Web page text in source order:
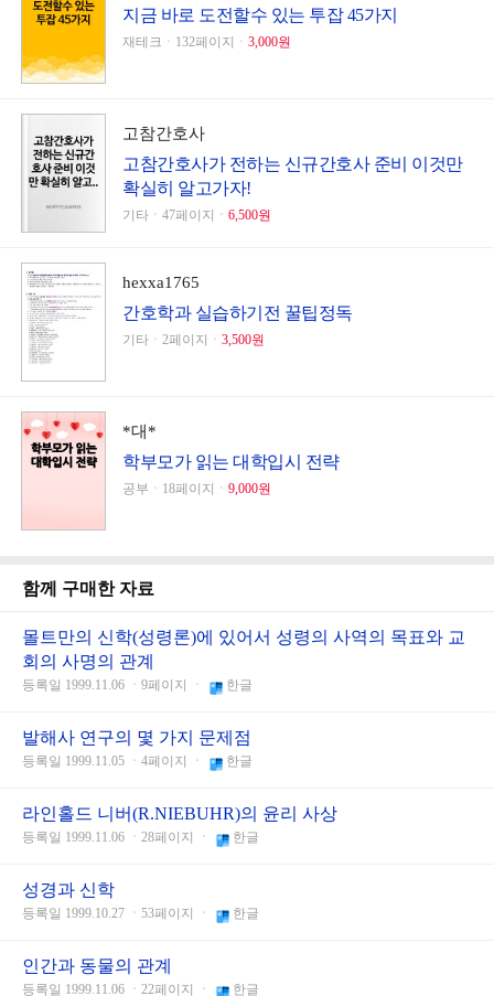
지금 바로 도전할수 있는 투잡 45가지
재테크ㆍ132페이지ㆍ 3,000원
고참간호사
고참간호사가 전하는 신규간호사 준비 이것만
확실히 알고가자!
기타ㆍ47페이지ㆍ 6,500원
hexxa1765
간호학과 실습하기전 꿀팁정독
기타ㆍ2페이지ㆍ 3,500원
*대*
학부모가 읽는 대학입시 전략
공부ㆍ18페이지ㆍ 9,000원
함께 구매한 자료
몰트만의 신학(성령론)에 있어서 성령의 사역의 목표와 교
회의 사명의 관계
등록일 1999.11.06 ㆍ9페이지 ㆍ 한글
발해사 연구의 몇 가지 문제점
등록일 1999.11.05 ㆍ4페이지 ㆍ 한글
라인홀드 니버(R.NIEBUHR)의 윤리 사상
등록일 1999.11.06 ㆍ28페이지 ㆍ 한글
성경과 신학
등록일 1999.10.27 ㆍ53페이지 ㆍ 한글
인간과 동물의 관계
등록일 1999.11.06 ㆍ22페이지 ㆍ 한글